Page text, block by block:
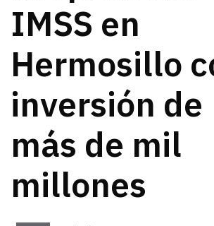
IMSS en
Hermosillo
inversión de
más de mil
millones